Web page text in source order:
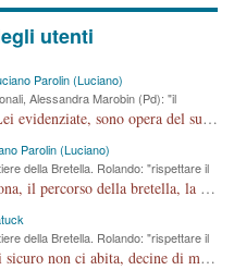
utenti
Parolin (Luciano)
Alessandra Marobin (Pd): "il
Consigliera Marobin, tutte le cose da Lei evidenziate, sono opera del suo ex Assessore e compagno di Partito Antonio Marco Dalla Pozza Assessore alla "progettazione" di piste ciclabili e altre porcherie. A lui manderei il conto da saldare per incidenti e danni alle persone. E' ora che "finiamola." Avete perso rassegnatevi. qui IL SINDACO RUCCO NON C'ENTRA PER NIENTE. CAPITO!!!!!!!! Amen.
Parolin (Luciano)
della Bretella. Rolando: "rispettare il
Caro fratuck, conosco molto bene la zona, il percorso della bretella, la situazione dei cittadini, abito in Viale Trento. A partire dal 2003 ho partecipato al Comitato di Maddalene pro bretella, e a riunioni propositive per apportare modifiche al progetto. Numerose mie foto del territorio sono arrivate a Roma, altri miei interventi (non graditi dalla Sx) sono stati pubblicati dal GdV, assieme ad altri come Ciro Asproso, ora favorevole alla bretella. Ho partecipato alla raccolta firme per la chiusura della strada x 5 giorni eseguita dal Sindaco Hullwech per sforamento 180 Micro/g. Pertanto come impegno per la tematica sono apposto con la coscienza. Ora il Progetto è partito, fine! Voglio dire che la nuova Giunta "comunale" non c'entra più. L'opera sarà "malauguratamente" eseguita, ma non con il mio placet. Il Consigliere Comunale dovrebbe capire che la campagna elettorale è finita, con buona pace di tutti. Quello che invece dovrebbe interessare è la proprietà della strada, dall'uscita autostradale Ovest, sino alla Rotatoria dell'Albara, vi sono tre possessori: Autostrade SpA; La Provincia, il Comune. Come la mettiamo per il futuro ? I costi, da 50 sono saliti a 100 milioni di € come dire 20 milioni a KM (!) da non credere. Comunque si farà. Ma nessuno canti Vittoria, anzi meglio non farne un ulteriore fatto "partitico" per questioni elettorali o di seggio. Se mi manda la sua mail, sono disponibile ad inviare i documenti e le foto sopra descritte. Con ossequi, Luciano Parolin
della Bretella. Rolando: "rispettare il
Non sarà utile a lei dott. Parolin che di sicuro non ci abita, decine di migliaia di TIR, automobili e padroncini che passano quotidianamente per una strada appena rotabile, non è più possibile stendere i panni, attraversare la strada senza rischiare la morte, le case stanno crepando, i tempi sono cambiati e la bretella non passerà assolutamente per maddalene (ma cosa sta a dire?!), dia invece responsabilità a chi ha costruito tagliando la strada che doveva invece terminare a isola vicentina e non al moracchino lasciando Motta di Costabissara ancora in panne di traffico. I tempi sono cambiati dottore e se l'anagrafe della vita stagna nell'essere umano impressioni conservatrici, la società non le considera perchè va avanti, si industrializza e ha bisogno di infrastrutture e di sviluppo. Ultima considerazione, se è geloso di Rolando perchè vede in lui solo campagne politiche mentre si difendono i SOLI diritti dei cittadini, la preghiamo faccia considerazioni più appropriate. Saluti e complimenti per i suoi scritti.